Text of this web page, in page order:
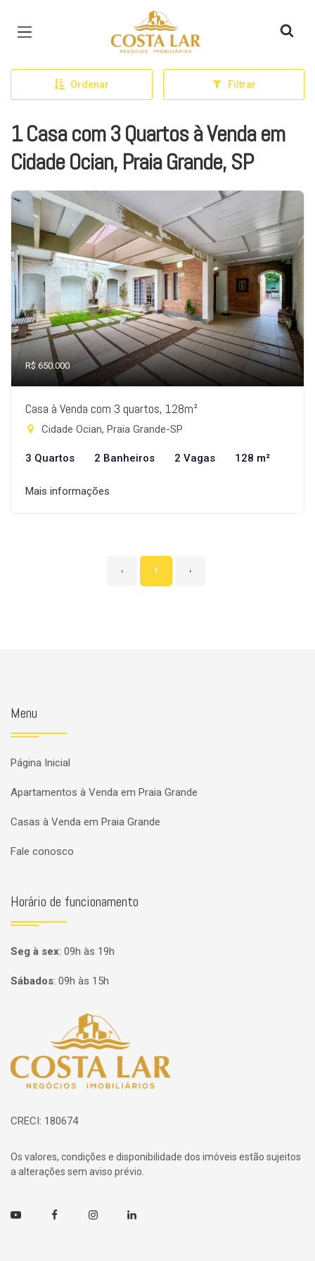
Página inicial
Ordenar Filtrar
1 Casa com 3 Quartos à Venda em
Cidade Ocian, Praia Grande, SP
R$ 650.000
Casa à Venda com 3 quartos, 128m²
Cidade Ocian, Praia Grande-SP
3 Quartos 2 Banheiros 2 Vagas 128 m²
Mais informações
‹ 1 ›
Menu
Página Inicial
Apartamentos à Venda em Praia Grande
Casas à Venda em Praia Grande
Fale conosco
Horário de funcionamento
Seg à sex: 09h às 19h
Sábados: 09h às 15h
Página inicial
CRECI: 180674
Os valores, condições e disponibilidade dos imóveis estão sujeitos
a alterações sem aviso prévio.
Youtube FacebookInstagramLinkedin